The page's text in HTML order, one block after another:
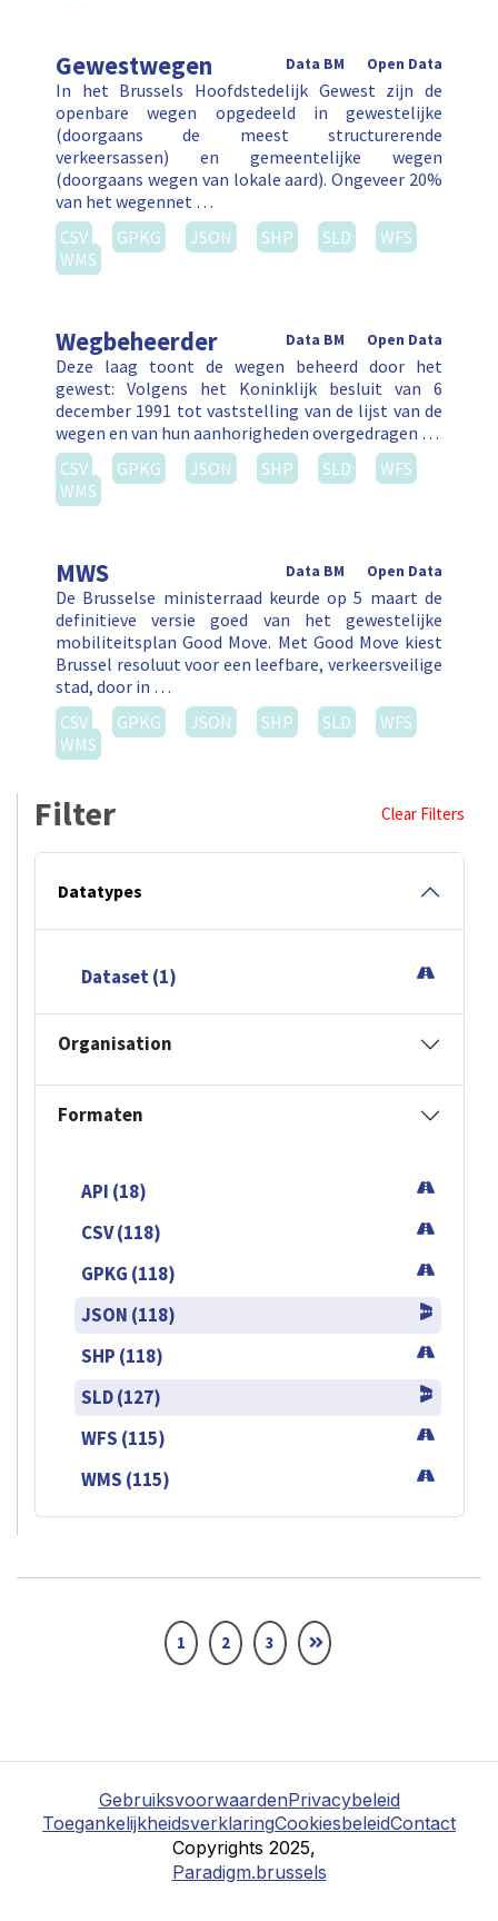
Gewestwegen Open Data
Data BM
In het Brussels Hoofdstedelijk Gewest zijn de
openbare wegen opgedeeld in gewestelijke
(doorgaans de meest structurerende
verkeersassen) en gemeentelijke wegen
(doorgaans wegen van lokale aard). Ongeveer 20%
van het wegennet …
CSV
GPKG JSON SHP SLD
WFS
WMS
Wegbeheerder Open Data
Data BM
Deze laag toont de wegen beheerd door het
gewest: Volgens het Koninklijk besluit van 6
december 1991 tot vaststelling van de lijst van de
wegen en van hun aanhorigheden overgedragen …
CSV
GPKG JSON SHP SLD
WFS
WMS
MWS Open Data
Data BM
De Brusselse ministerraad keurde op 5 maart de
definitieve versie goed van het gewestelijke
mobiliteitsplan Good Move. Met Good Move kiest
Brussel resoluut voor een leefbare, verkeersveilige
stad, door in …
CSV
GPKG JSON SHP SLD
WFS
WMS
Filter Clear Filters
Datatypes
Dataset (1)
Organisation
Formaten
API (18)
CSV (118)
GPKG (118)
JSON (118)
SHP (118)
SLD (127)
WFS (115)
WMS (115)
1 2 3
GebruiksvoorwaardenPrivacybeleid
ToegankelijkheidsverklaringCookiesbeleidContact
Copyrights 2025,
Paradigm.brussels